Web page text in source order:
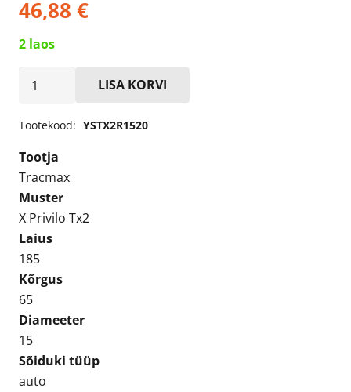
46,88 €
2 laos
Privilo
185/65R15
Suverehv
kogus
LISA KORVI
Tootekood: YSTX2R1520
Tootja
Tracmax
Muster
X Privilo Tx2
Laius
185
Kõrgus
65
Diameeter
15
Sõiduki tüüp
auto